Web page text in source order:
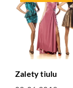
Zalety tiulu